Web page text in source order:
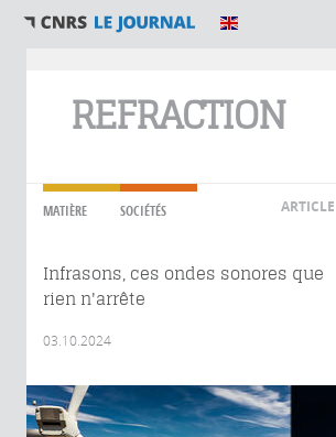
REFRACTION
MATIÈRE SOCIÉTÉS ARTICLE
Infrasons, ces ondes sonores que
rien n'arrête
03.10.2024